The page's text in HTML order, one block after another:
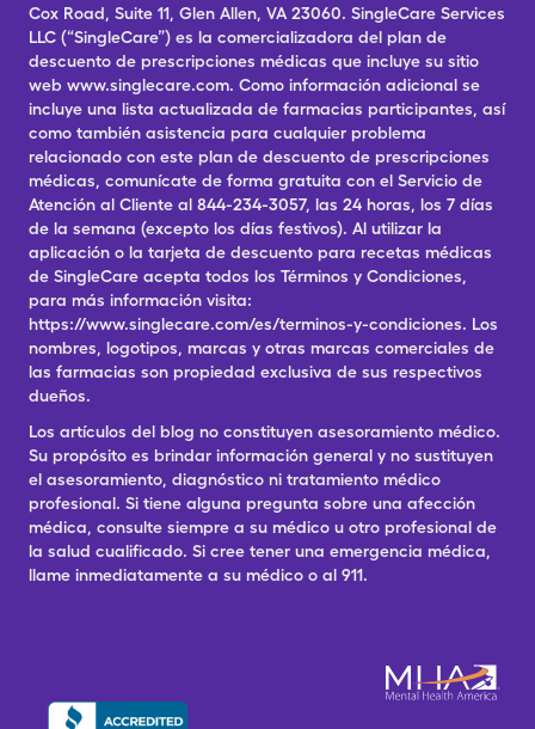
Cox Road, Suite 11, Glen Allen, VA 23060. SingleCare Services
LLC (“SingleCare”) es la comercializadora del plan de
descuento de prescripciones médicas que incluye su sitio
web www.singlecare.com. Como información adicional se
incluye una lista actualizada de farmacias participantes, así
como también asistencia para cualquier problema
relacionado con este plan de descuento de prescripciones
médicas, comunícate de forma gratuita con el Servicio de
Atención al Cliente al 844-234-3057, las 24 horas, los 7 días
de la semana (excepto los días festivos). Al utilizar la
aplicación o la tarjeta de descuento para recetas médicas
de SingleCare acepta todos los Términos y Condiciones,
para más información visita:
https://www.singlecare.com/es/terminos-y-condiciones. Los
nombres, logotipos, marcas y otras marcas comerciales de
las farmacias son propiedad exclusiva de sus respectivos
dueños.
Los artículos del blog no constituyen asesoramiento médico.
Su propósito es brindar información general y no sustituyen
el asesoramiento, diagnóstico ni tratamiento médico
profesional. Si tiene alguna pregunta sobre una afección
médica, consulte siempre a su médico u otro profesional de
la salud cualificado. Si cree tener una emergencia médica,
llame inmediatamente a su médico o al 911.